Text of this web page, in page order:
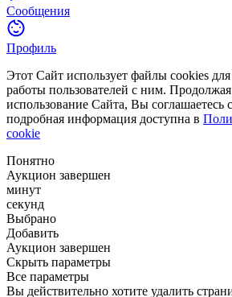
Сообщения
Профиль
Этот Сайт использует файлы cookies
работы пользователей с ним.
использование Сайта, Вы соглашаетесь
подробная информация доступна в
cookie
Понятно
Аукцион завершен
минут
секунд
Выбрано
Добавить
Аукцион завершен
Скрыть параметры
Все параметры
Вы действительно хотите удалить